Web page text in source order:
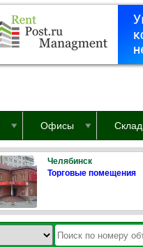
Офисы
Челябинск
Торговые помещения